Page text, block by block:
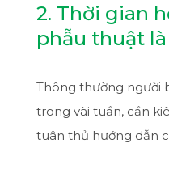
2. Thời gian
phẫu thuật
Thông thường người
trong vài tuần, cần
tuân thủ hướng dẫn